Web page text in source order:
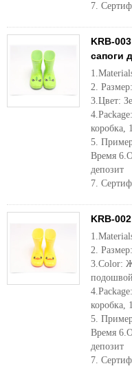
7.
KRB-
сапоги
2.
3.Цвет:
коробка,
5.
Время
депозит
7.
KRB-
2.
3.Color:
подошвой
коробка,
5.
Время
депозит
7.